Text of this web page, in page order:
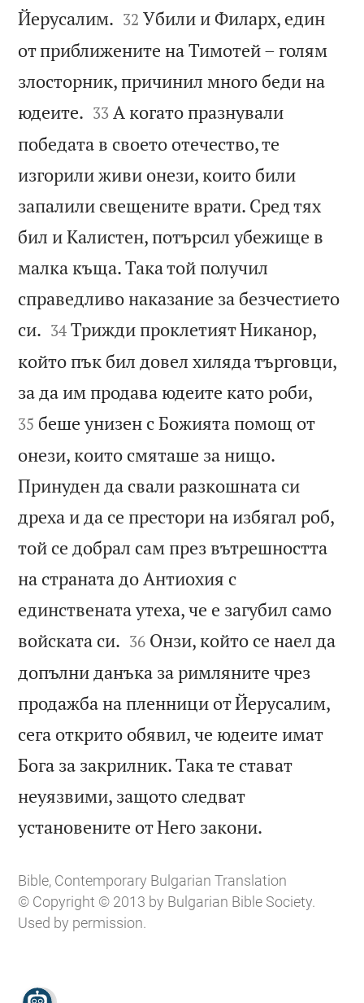
Йерусалим. 

32 Убили и Филарх, един
от приближените на Тимотей – голям
злосторник, причинил много беди на
юдеите. 

33 А когато празнували
победата в своето отечество, те
изгорили живи онези, които били
запалили свещените врати. Сред тях
бил и Калистен, потърсил убежище в
малка къща. Така той получил
справедливо наказание за безчестието
си. 

34 Трижди проклетият Никанор,
който пък бил довел хиляда търговци,
за да им продава юдеите като роби,
35 беше унизен с Божията помощ от
онези, които смяташе за нищо.
Принуден да свали разкошната си
дреха и да се престори на избягал роб,
той се добрал сам през вътрешността
на страната до Антиохия с
единствената утеха, че е загубил само
войската си. 

36 Онзи, който се наел да
допълни данъка за римляните чрез
продажба на пленници от Йерусалим,
сега открито обявил, че юдеите имат
Бога за закрилник. Така те стават
неуязвими, защото следват
установените от Него закони.
Bible, Contemporary Bulgarian Translation
© Copyright © 2013 by Bulgarian Bible Society.
Used by permission.